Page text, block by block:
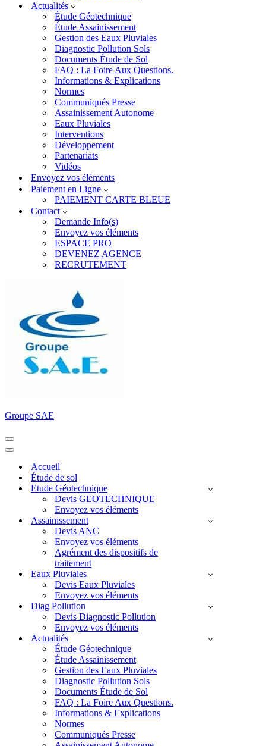
Actualités
Étude Géotechnique
Étude Assainissement
Gestion des Eaux Pluviales
Diagnostic Pollution Sols
Documents Étude de Sol
FAQ : La Foire Aux Questions.
Informations & Explications
Normes
Communiqués Presse
Assainissement Autonome
Eaux Pluviales
Interventions
Développement
Partenariats
Vidéos
Envoyez vos éléments
Paiement en Ligne
PAIEMENT CARTE BLEUE
Contact
Demande Info(s)
Envoyez vos éléments
ESPACE PRO
DEVENEZ AGENCE
RECRUTEMENT
Groupe SAE
Menu
de
Menu
navigationAccueil
Étude de sol
Etude Géotechnique
Devis GEOTECHNIQUE
Envoyez vos éléments
Assainissement
Devis ANC
Envoyez vos éléments
Agrément des dispositifs de
traitement
Eaux Pluviales
Devis Eaux Pluviales
Envoyez vos éléments
Diag Pollution
Devis Diagnostic Pollution
Envoyez vos éléments
Actualités
Étude Géotechnique
Étude Assainissement
Gestion des Eaux Pluviales
Diagnostic Pollution Sols
Documents Étude de Sol
FAQ : La Foire Aux Questions.
Informations & Explications
Normes
Communiqués Presse